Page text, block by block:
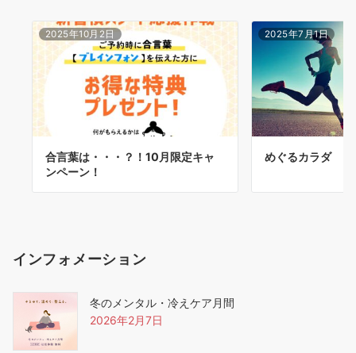
2025年10月2日
合言葉は・・・？！10月限定キャ
ンペーン！
2025年7月1日
めぐるカラダ
インフォメーション
冬のメンタル・冷えケア月間
2026年2月7日